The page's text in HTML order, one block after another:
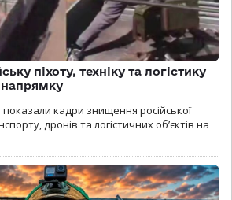
піхоту, техніку та логістику
напрямку
кадри знищення російської
дронів та логістичних об’єктів на